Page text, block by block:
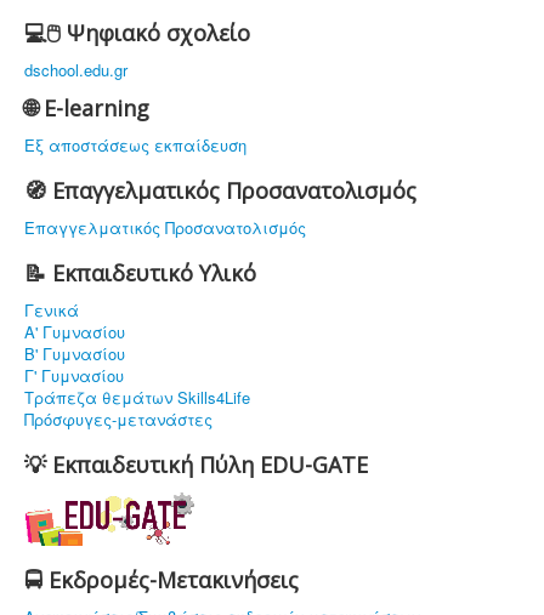
💻🖱️ Ψηφιακό σχολείο
dschool.edu.gr
🌐 E-learning
Εξ αποστάσεως εκπαίδευση
🧭 Επαγγελματικός Προσανατολισμός
Επαγγελματικός Προσανατολισμός
📝 Εκπαιδευτικό Υλικό
Γενικά
Α' Γυμνασίου
Β' Γυμνασίου
Γ' Γυμνασίου
Τράπεζα θεμάτων Skills4Life
Πρόσφυγες-μετανάστες
💡 Εκπαιδευτική Πύλη EDU-GATE
🚍 Εκδρομές-Μετακινήσεις